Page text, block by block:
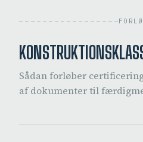
Sådan forløber
af dokumenter til